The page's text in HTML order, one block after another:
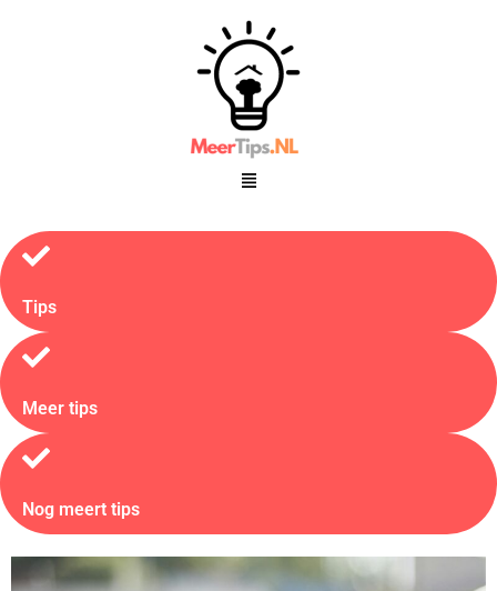
Tips
Meer tips
Nog meert tips